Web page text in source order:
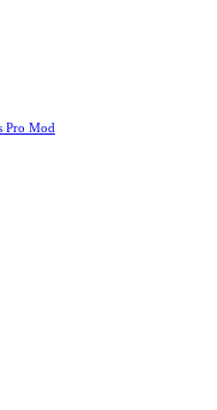
Pro Mod